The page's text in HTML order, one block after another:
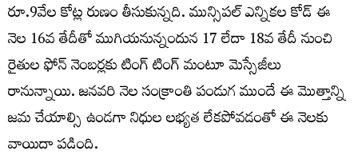
రూ.9వేల కోట్ల రుణం తీసుకున్నది. మున్సిపల్ ఎన్నికల కోడ్ ఈ
నెల 16వ తేదీతో ముగియనున్నందున 17 లేదా 18వ తేదీ నుంచి
రైతుల ఫోన్ నెంబర్లకు టింగ్ టింగ్ మంటూ మెస్సేజీలు
రానున్నాయి. జనవరి నెల సంక్రాంతి పండుగ ముందే ఈ మొత్తాన్ని
జమ చేయాల్సి ఉండగా నిధుల లభ్యత లేకపోవడంతో ఈ నెలకు
వాయిదా పడింది.